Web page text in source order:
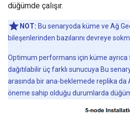
düğümde çalışır.
NOT: Bu senaryoda küme ve Ağ
bileşenlerinden bazılarını devreye
Optimum performans için küme ayrıca
dağıtılabilir üç farklı sunucuya Bu
arasında bir ana-beklemede replika
öneme sahip olduğu durumlarda